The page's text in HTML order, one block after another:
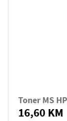
Toner MS
16,60 KM